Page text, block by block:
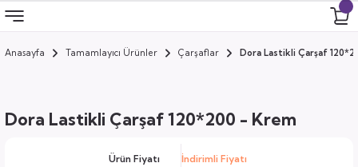
Geri Dön
Geri Dön
Geri Dön
Geri Dön
Anasayfa Tamamlayıcı Ürünler Çarşaflar Dora Lastikli Çarşaf
Dora Lastikli Çarşaf 120*200 - Krem
Ürün Fiyatı İndirimli Fiyatı